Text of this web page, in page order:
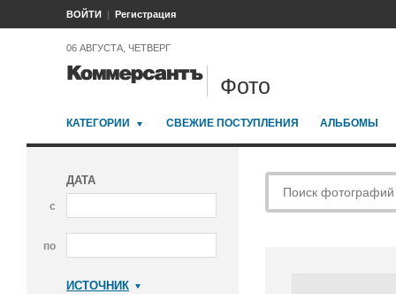
ВОЙТИ Регистрация
06 АВГУСТА, ЧЕТВЕРГ
Фото
КАТЕГОРИИ СВЕЖИЕ ПОСТУПЛЕНИЯ АЛЬБОМЫ
ДАТА
с
по
ИСТОЧНИК